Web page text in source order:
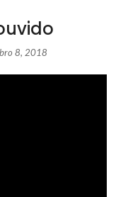
8, 2018